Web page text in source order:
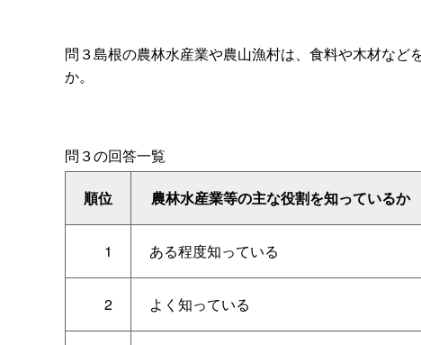
問３島根の農林水産業や農山漁村は、食料や木材な
か。
順位 農林水産業等の主な役割を知っているか
問３の回答一覧
1 ある程度知っている
2 よく知っている